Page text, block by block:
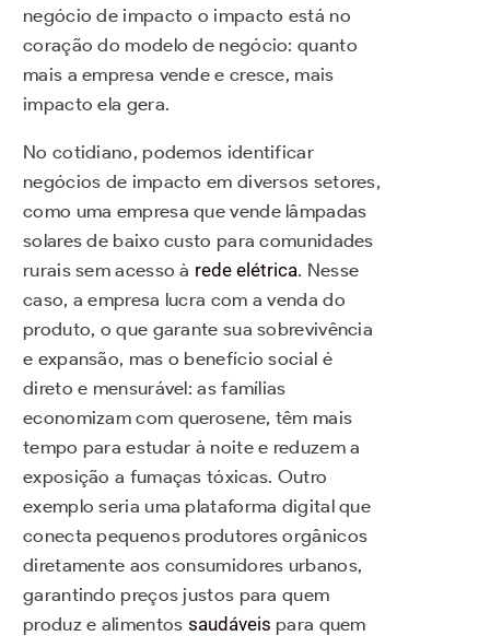
negócio de impacto o impacto está no
coração do modelo de negócio: quanto
mais a empresa vende e cresce, mais
impacto ela gera.
No cotidiano, podemos identificar
negócios de impacto em diversos setores,
como uma empresa que vende lâmpadas
solares de baixo custo para comunidades
rurais sem acesso à rede elétrica. Nesse
caso, a empresa lucra com a venda do
produto, o que garante sua sobrevivência
e expansão, mas o benefício social é
direto e mensurável: as famílias
economizam com querosene, têm mais
tempo para estudar à noite e reduzem a
exposição a fumaças tóxicas. Outro
exemplo seria uma plataforma digital que
conecta pequenos produtores orgânicos
diretamente aos consumidores urbanos,
garantindo preços justos para quem
produz e alimentos saudáveis para quem